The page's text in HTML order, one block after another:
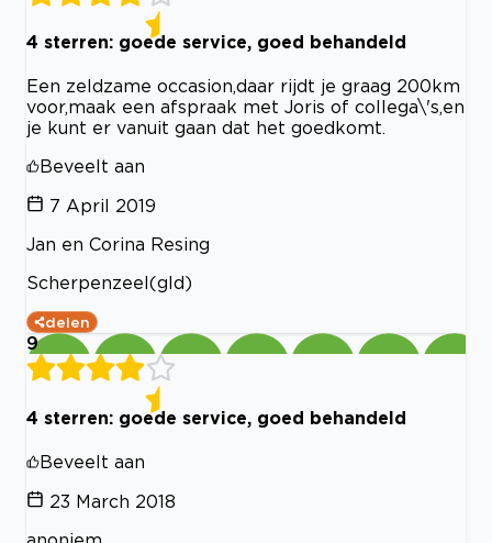
4 sterren: goede service, goed behandeld
Een zeldzame occasion,daar rijdt je graag 200km
voor,maak een afspraak met Joris of collega\'s,en
je kunt er vanuit gaan dat het goedkomt.
Beveelt aan
7 April 2019
Jan en Corina Resing
Scherpenzeel(gld)
delen
9
4 sterren: goede service, goed behandeld
Beveelt aan
23 March 2018